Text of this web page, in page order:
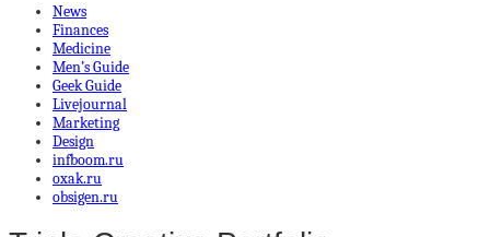
News
Finances
Medicine
Men’s Guide
Geek Guide
Livejournal
Marketing
Design
infboom.ru
oxak.ru
obsigen.ru